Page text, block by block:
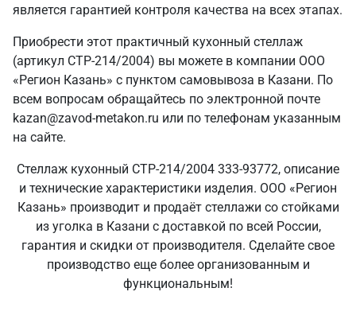
является гарантией контроля качества на всех этапах.
Приобрести этот практичный кухонный стеллаж
(артикул СТР-214/2004) вы можете в компании ООО
«Регион Казань» с пунктом самовывоза в Казани. По
всем вопросам обращайтесь по электронной почте
kazan@zavod-metakon.ru или по телефонам указанным
на сайте.
Стеллаж кухонный СТР-214/2004 333-93772, описание
и технические характеристики изделия. ООО «Регион
Казань» производит и продаёт стеллажи со стойками
из уголка в Казани с доставкой по всей России,
гарантия и скидки от производителя. Сделайте свое
производство еще более организованным и
функциональным!